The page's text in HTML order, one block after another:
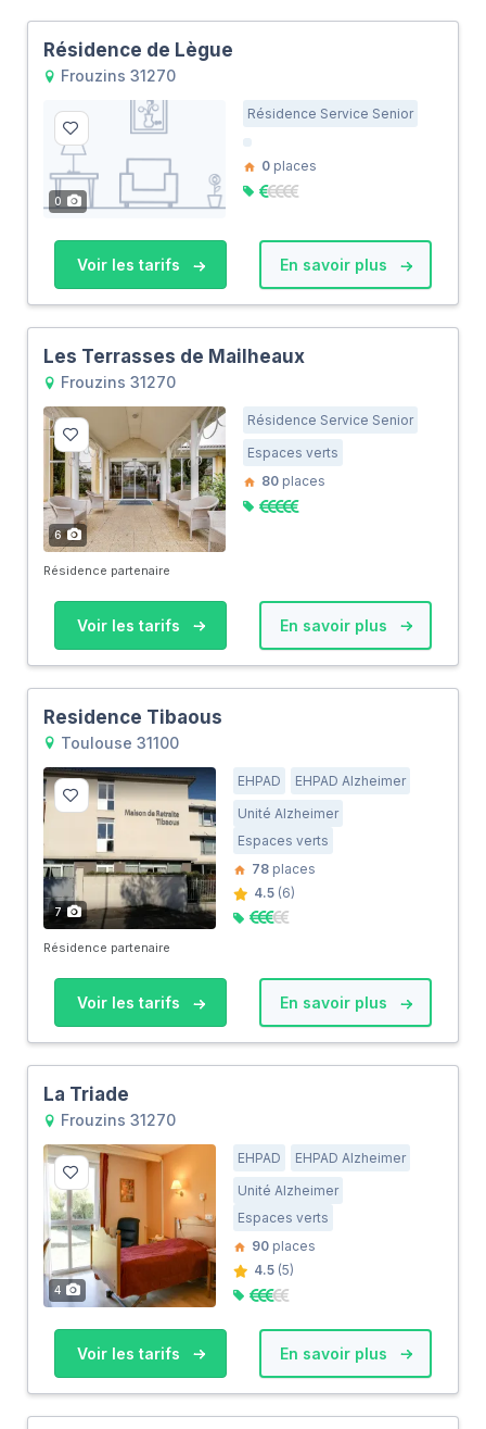
Résidence de Lègue
Frouzins 31270
0
Résidence Service Senior
0 places
Voir les tarifs En savoir plus
Les Terrasses de Mailheaux
Frouzins 31270
6
Résidence Service Senior
Espaces verts
80 places
Résidence partenaire
Voir les tarifs En savoir plus
Residence Tibaous
Toulouse 31100
7
EHPAD
EHPAD Alzheimer
Unité Alzheimer
Espaces verts
78 places
4.5 (6)
Résidence partenaire
Voir les tarifs En savoir plus
La Triade
Frouzins 31270
4
EHPAD
EHPAD Alzheimer
Unité Alzheimer
Espaces verts
90 places
4.5 (5)
Voir les tarifs En savoir plus